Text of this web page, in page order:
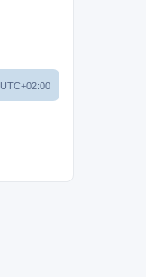
UTC+02:00